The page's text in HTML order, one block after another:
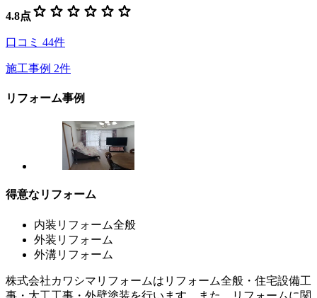
4.8点 star star star star star star
口コミ 44件
施工事例 2件
リフォーム事例
得意なリフォーム
内装リフォーム全般
外装リフォーム
外溝リフォーム
株式会社カワシマリフォームはリフォーム全般・住宅設備工
事・大工工事・外壁塗装を行います。また、リフォームに関